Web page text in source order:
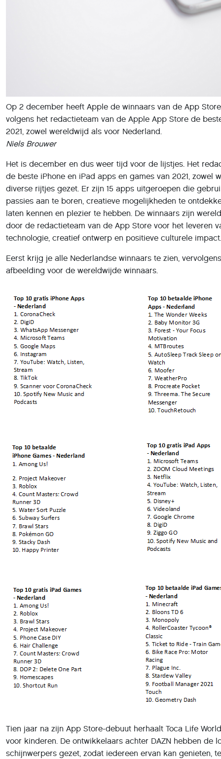
Op 2 december heeft Apple de winnaars van de App
volgens het redactieteam van de Apple App Store de
2021, zowel wereldwijd als voor Nederland.
Niels Brouwer
Het is december en dus weer tijd voor de lijstjes. Het
de beste iPhone en iPad apps en games van 2021, zowel
diverse rijtjes gezet. Er zijn 15 apps uitgeroepen die
passies aan te boren, creatieve mogelijkheden te
laten kennen en plezier te hebben. De winnaars zijn
door de redactieteam van de App Store voor het leveren
technologie, creatief ontwerp en positieve culturele impact.
Eerst krijg je alle Nederlandse winnaars te zien,
afbeelding voor de wereldwijde winnaars.
Tien jaar na zijn App Store-debuut herhaalt Toca Life
voor kinderen. De ontwikkelaars achter DAZN hebben de
schijnwerpers gezet, zodat iedereen ervan kan genieten,